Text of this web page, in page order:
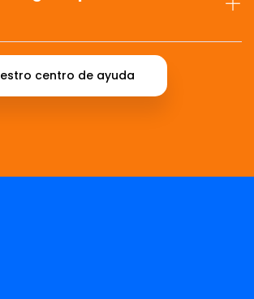
centro de ayuda